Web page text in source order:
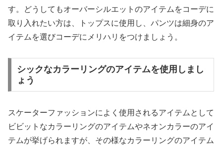
す。どうしてもオーバーシルエットのアイテムをコーデに
取り入れたい方は、トップスに使用し、パンツは細身のア
イテムを選びコーデにメリハリをつけましょう。
シックなカラーリングのアイテムを使用しまし
ょう
スケーターファッションによく使用されるアイテムとして
ビビットなカラーリングのアイテムやネオンカラーのアイ
テムが挙げられますが、その様なカラーリングのアイテム